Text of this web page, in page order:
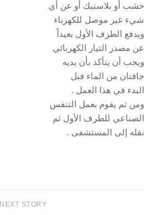
خشب أو بلاستيك أو عن أي
شيء غير موصل للكهرباء
ويدفع الطرف الأول بعيداً
عن مصدر التيار الكهربائي
ويجب أن يتأكد بأن يديه
جافتان من الماء فبل
البدء في هذا العمل .
ومن ثم يقوم بعمل التنفس
الصناعي للطرف الأول ثم
نقله إلى المستشفى .
NEXT STORY